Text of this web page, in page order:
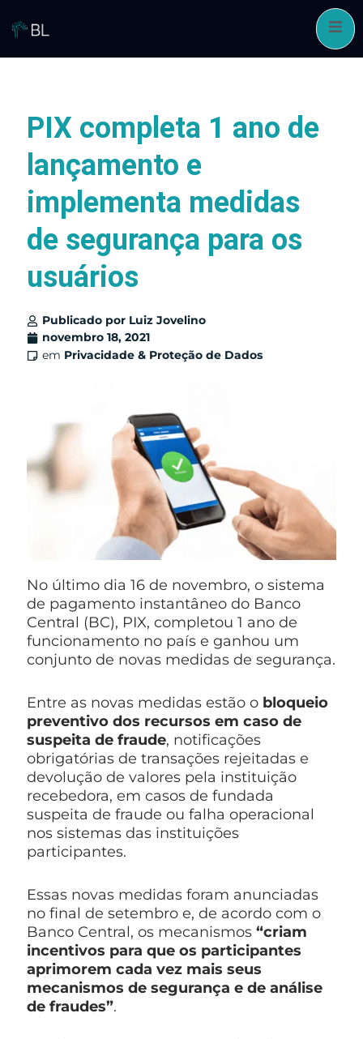
Pular
para
PIX completa 1 ano de
lançamento e
implementa medidas
de segurança para os
usuários
Publicado por Luiz Jovelino
novembro 18, 2021
em Privacidade & Proteção de Dados
No último dia 16 de novembro, o sistema
de pagamento instantâneo do Banco
Central (BC), PIX, completou 1 ano de
funcionamento no país e ganhou um
conjunto de novas medidas de segurança.
Entre as novas medidas estão o bloqueio
preventivo dos recursos em caso de
suspeita de fraude, notificações
obrigatórias de transações rejeitadas e
devolução de valores pela instituição
recebedora, em casos de fundada
suspeita de fraude ou falha operacional
nos sistemas das instituições
participantes.
Essas novas medidas foram anunciadas
no final de setembro e, de acordo com o
Banco Central, os mecanismos “criam
incentivos para que os participantes
aprimorem cada vez mais seus
mecanismos de segurança e de análise
de fraudes”.